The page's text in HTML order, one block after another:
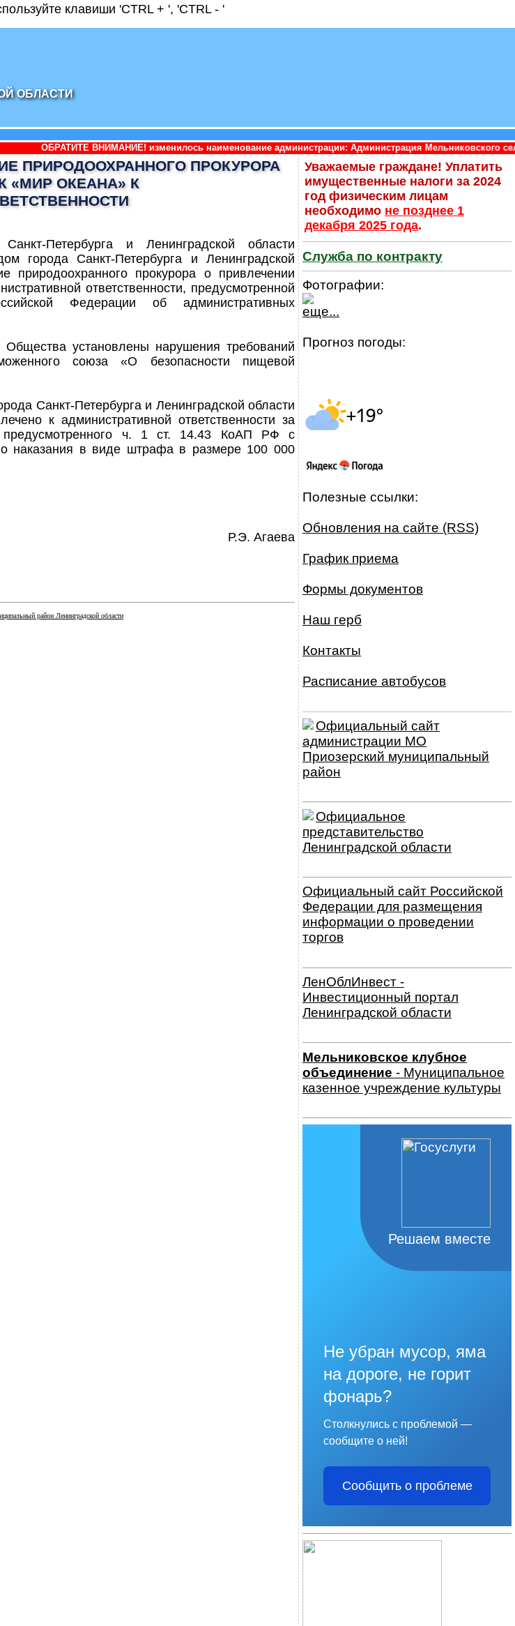
клавиши 'CTRL + ', 'CTRL - '
ОБЛАСТИ
ВНИМАНИЕ! изменилось наименование администрации: Администрация Мельниковского сельского
ПРИРОДООХРАННОГО ПРОКУРОРА
«МИР ОКЕАНА» К
Петербурга и Ленинградской области
города Санкт-Петербурга и Ленинградской
природоохранного прокурора о привлечении
ответственности, предусмотренной
Федерации об административных
Общества установлены нарушения требований
союза «О безопасности пищевой
Санкт-Петербурга и Ленинградской области
к административной ответственности за
предусмотренного ч. 1 ст. 14.43 КоАП РФ с
наказания в виде штрафа в размере 100 000
Р.Э. Агаева
район Ленинградской области
Уважаемые граждане! Уплатить
имущественные налоги за 2024
год физическим лицам
необходимо не позднее 1
декабря 2025 года.
Служба по контракту
Фотографии:
еще...
Прогноз погоды:
Полезные ссылки:
Обновления на сайте (RSS)
График приема
Формы документов
Наш герб
Контакты
Расписание автобусов
Официальный сайт
администрации МО
Приозерский муниципальный
район
Официальное
представительство
Ленинградской области
Официальный сайт Российской
Федерации для размещения
информации о проведении
торгов
ЛенОблИнвест -
Инвестиционный портал
Ленинградской области
Мельниковское клубное
объединение - Муниципальное
казенное учреждение культуры
Решаем вместе
Не убран мусор, яма
на дороге, не горит
фонарь?
Столкнулись с проблемой —
сообщите о ней!
Сообщить о проблеме